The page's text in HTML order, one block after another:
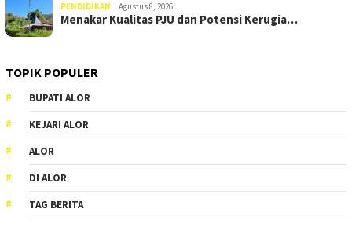
PENDIDIKAN Agustus 8, 2026
Menakar Kualitas PJU dan Potensi Kerugia…
TOPIK POPULER
BUPATI ALOR
KEJARI ALOR
ALOR
DI ALOR
TAG BERITA